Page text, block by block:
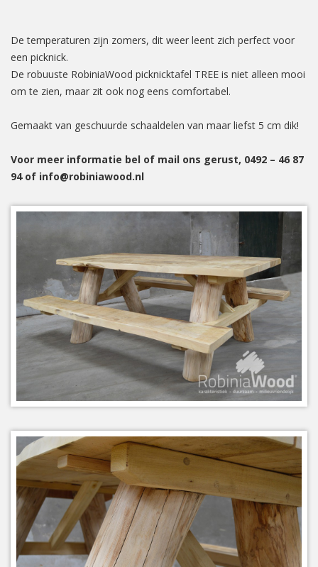
De temperaturen zijn zomers, dit weer leent zich perfect voor
een picknick.
De robuuste RobiniaWood picknicktafel TREE is niet alleen mooi
om te zien, maar zit ook nog eens comfortabel.
Gemaakt van geschuurde schaaldelen van maar liefst 5 cm dik!
Voor meer informatie bel of mail ons gerust, 0492 – 46 87
94 of info@robiniawood.nl